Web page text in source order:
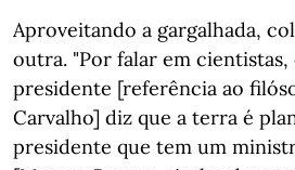
Aproveitando a gargalhada,
outra. "Por falar em
presidente [referência ao
Carvalho] diz que a terra é
presidente que tem um